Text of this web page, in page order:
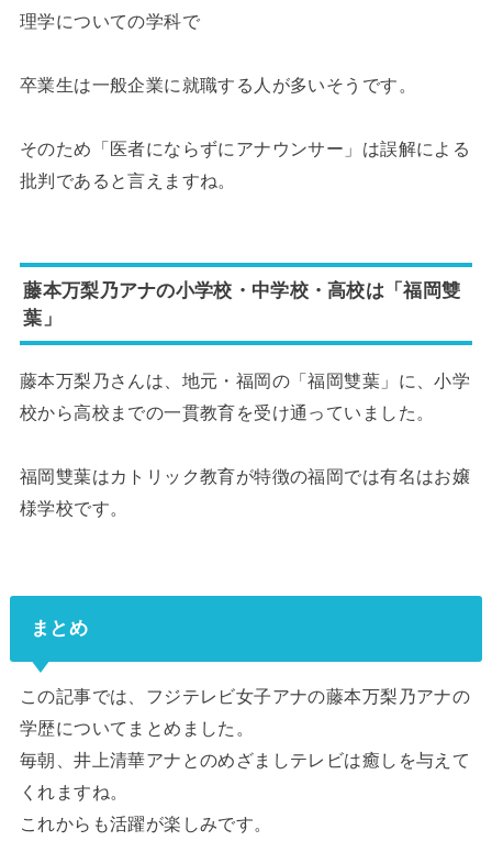
理学についての学科で
卒業生は一般企業に就職する人が多いそうです。
そのため「医者にならずにアナウンサー」は誤解による
批判であると言えますね。
藤本万梨乃アナの小学校・中学校・高校は「福岡雙
葉」
藤本万梨乃さんは、地元・福岡の「福岡雙葉」に、小学
校から高校までの一貫教育を受け通っていました。
福岡雙葉はカトリック教育が特徴の福岡では有名はお嬢
様学校です。
まとめ
この記事では、フジテレビ女子アナの藤本万梨乃アナの
学歴についてまとめました。
毎朝、井上清華アナとのめざましテレビは癒しを与えて
くれますね。
これからも活躍が楽しみです。